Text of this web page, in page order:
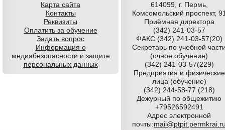
Карта сайта
Контакты
Реквизиты
Оплатить за обучение
Задать вопрос
Информация о
медиабезопасности и защите
персональных данных
614099, г. Пермь,
Комсомольский проспект,
Приёмная директора
(342) 241-03-57
ФАКС (342) 241-03-57(20)
Секретарь по учебной
(очное обучение)
(342) 241-03-57(229)
Предприятия и физические
лица (обучение)
(342) 244-58-77 (218)
Дежурный по общежитию
+79526592491
Адрес электронной
почты: